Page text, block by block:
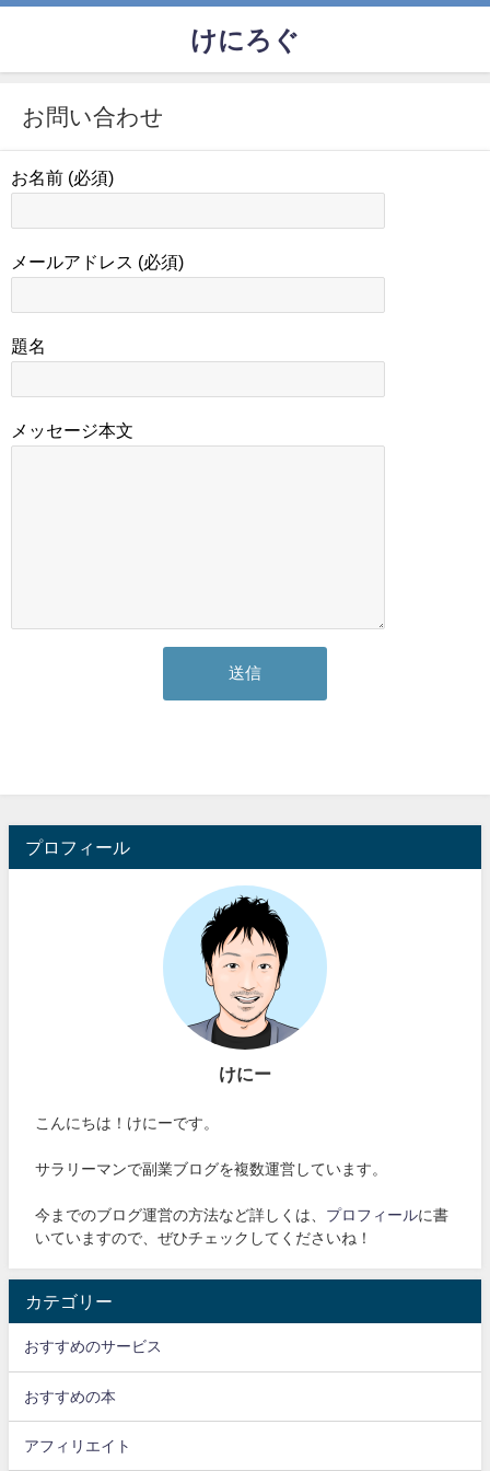
けにろぐ
お問い合わせ
お名前 (必須)
メールアドレス (必須)
題名
メッセージ本文
プロフィール
けにー
こんにちは！けにーです。
サラリーマンで副業ブログを複数運営しています。
今までのブログ運営の方法など詳しくは、 プロフィールに書
いていますので、ぜひチェックしてくださいね！
カテゴリー
おすすめのサービス
おすすめの本
アフィリエイト